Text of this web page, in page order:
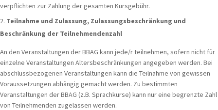
verpflichten zur Zahlung der gesamten Kursgebühr.
Teilnahme und Zulassung, Zulassungsbeschränkung und
Beschränkung der Teilnehmendenzahl
An den Veranstaltungen der BBAG kann jede/r teilnehmen, sofern nicht für
einzelne Veranstaltungen Altersbeschränkungen angegeben werden. Bei
abschlussbezogenen Veranstaltungen kann die Teilnahme von gewissen
Voraussetzungen abhängig gemacht werden. Zu bestimmten
Veranstaltungen der BBAG (z.B. Sprachkurse) kann nur eine begrenzte Zahl
von Teilnehmenden zugelassen werden.